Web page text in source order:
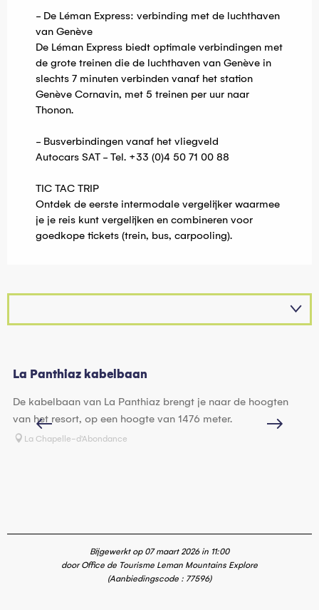
- De Léman Express: verbinding met de luchthaven
van Genève
De Léman Express biedt optimale verbindingen met
de grote treinen die de luchthaven van Genève in
slechts 7 minuten verbinden vanaf het station
Genève Cornavin, met 5 treinen per uur naar
Thonon.
- Busverbindingen vanaf het vliegveld
Autocars SAT - Tel. +33 (0)4 50 71 00 88
TIC TAC TRIP
Ontdek de eerste intermodale vergelijker waarmee
je je reis kunt vergelijken en combineren voor
goedkope tickets (trein, bus, carpooling).
La Panthiaz kabelbaan
De kabelbaan van La Panthiaz brengt je naar de hoogten
van het resort, op een hoogte van 1476 meter.
La Chapelle-d'Abondance
Bijgewerkt op 07 maart 2026 in 11:00
door Office de Tourisme Leman Mountains Explore
(Aanbiedingscode : 77596)